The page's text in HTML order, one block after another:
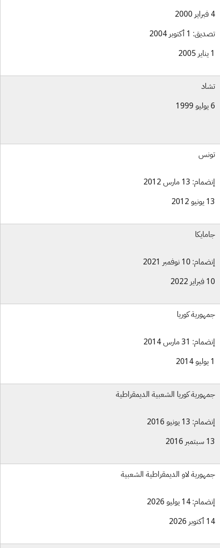
1 أكتوبر 2004
13 مارس 2012
10 نوفمبر 2021
كوريا
31 مارس 2014
كوريا الشعبية الديمقراطية
13 يونيو 2016
لاو الديمقراطية الشعبية
14 يوليو 2026